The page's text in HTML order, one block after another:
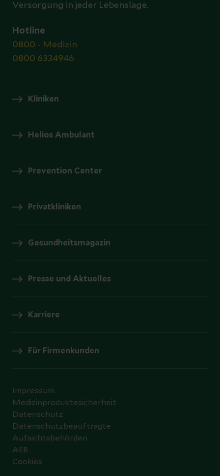
Versorgung in jeder Lebenslage.
Hotline
0800 - Medizin
0800 6334946
Kliniken
Helios Ambulant
Prevention Center
Privatkliniken
Gesundheitsmagazin
Presse und Aktuelles
Karriere
Für Firmenkunden
Impressum
Medizinproduktesicherheit
Datenschutz
Datenschutzbeauftragte
Aufsichtsbehörden
AEB
Cookies